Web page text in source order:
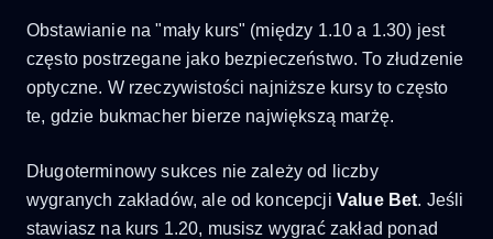
Obstawianie na "mały kurs" (między 1.10 a 1.30) jest
często postrzegane jako bezpieczeństwo. To złudzenie
optyczne. W rzeczywistości najniższe kursy to często
te, gdzie bukmacher bierze największą marżę.
Długoterminowy sukces nie zależy od liczby
wygranych zakładów, ale od koncepcji Value Bet. Jeśli
stawiasz na kurs 1.20, musisz wygrać zakład ponad